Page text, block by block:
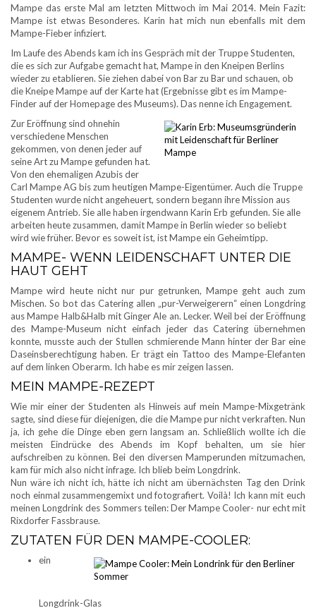
Mampe das erste Mal am letzten Mittwoch im Mai 2014. Mein Fazit:
Mampe ist etwas Besonderes. Karin hat mich nun ebenfalls mit dem
Mampe-Fieber infiziert.
Im Laufe des Abends kam ich ins Gespräch mit der Truppe Studenten,
die es sich zur Aufgabe gemacht hat, Mampe in den Kneipen Berlins
wieder zu etablieren. Sie ziehen dabei von Bar zu Bar und schauen, ob
die Kneipe Mampe auf der Karte hat (Ergebnisse gibt es im Mampe-
Finder auf der Homepage des Museums). Das nenne ich Engagement.
Zur Eröffnung sind ohnehin
verschiedene Menschen
gekommen, von denen jeder auf
seine Art zu Mampe gefunden hat.
Von den ehemaligen Azubis der
Carl Mampe AG bis zum heutigen Mampe-Eigentümer. Auch die Truppe
Studenten wurde nicht angeheuert, sondern begann ihre Mission aus
eigenem Antrieb. Sie alle haben irgendwann Karin Erb gefunden. Sie alle
arbeiten heute zusammen, damit Mampe in Berlin wieder so beliebt
wird wie früher. Bevor es soweit ist, ist Mampe ein Geheimtipp.
MAMPE- WENN LEIDENSCHAFT UNTER DIE
HAUT GEHT
Mampe wird heute nicht nur pur getrunken, Mampe geht auch zum
Mischen. So bot das Catering allen „pur-Verweigerern“ einen Longdring
aus Mampe Halb&Halb mit Ginger Ale an. Lecker. Weil bei der Eröffnung
des Mampe-Museum nicht einfach jeder das Catering übernehmen
konnte, musste auch der Stullen schmierende Mann hinter der Bar eine
Daseinsberechtigung haben. Er trägt ein Tattoo des Mampe-Elefanten
auf dem linken Oberarm. Ich habe es mir zeigen lassen.
MEIN MAMPE-REZEPT
Wie mir einer der Studenten als Hinweis auf mein Mampe-Mixgetränk
sagte, sind diese für diejenigen, die die Mampe pur nicht verkraften. Nun
ja, ich gehe die Dinge eben gern langsam an. Schließlich wollte ich die
meisten Eindrücke des Abends im Kopf behalten, um sie hier
aufschreiben zu können. Bei den diversen Mamperunden mitzumachen,
kam für mich also nicht infrage. Ich blieb beim Longdrink.
Nun wäre ich nicht ich, hätte ich nicht am übernächsten Tag den Drink
noch einmal zusammengemixt und fotografiert. Voilà! Ich kann mit euch
meinen Longdrink des Sommers teilen: Der Mampe Cooler- nur echt mit
Rixdorfer Fassbrause.
ZUTATEN FÜR DEN MAMPE-COOLER:
ein
Longdrink-Glas